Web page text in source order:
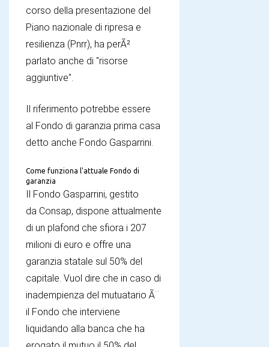
corso della presentazione del
Piano nazionale di ripresa e
resilienza (Pnrr), ha perÃ²
parlato anche di "risorse
aggiuntive".
Il riferimento potrebbe essere
al Fondo di garanzia prima casa
detto anche Fondo Gasparrini.
Come funziona l'attuale Fondo di
garanzia
Il Fondo Gasparrini, gestito
da Consap, dispone attualmente
di un plafond che sfiora i 207
milioni di euro e offre una
garanzia statale sul 50% del
capitale. Vuol dire che in caso di
inadempienza del mutuatario Ã¨
il Fondo che interviene
liquidando alla banca che ha